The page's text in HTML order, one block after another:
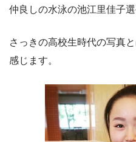
仲良しの水泳の池江里佳子選
さっきの高校生時代の写真
感じます。